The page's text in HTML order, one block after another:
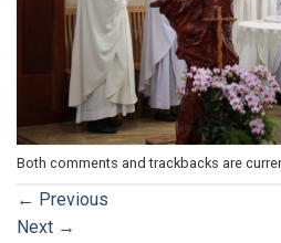
Both comments and trackbacks are
← Previous
Next →